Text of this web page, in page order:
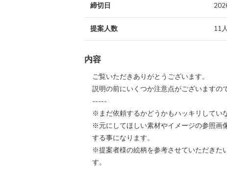
締切日
提案人数 11人
内容
ご覧いただきありがとうございます。
説明の前にいくつか注意点がございますの
-----
※まだ依頼するかどうかもハッキリしてい
※元にしてほしい素材やイメージの参照画
する事になります。
※提案者様の絵柄を参考させていただきた
す。